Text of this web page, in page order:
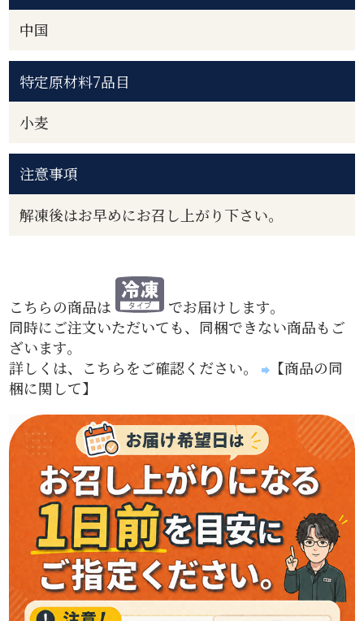
中国
特定原材料7品目
小麦
注意事項
解凍後はお早めにお召し上がり下さい。
こちらの商品は
でお届けします。
同時にご注文いただいても、同梱できない商品もご
ざいます。
詳しくは、こちらをご確認ください。
【商品の同
梱に関して】